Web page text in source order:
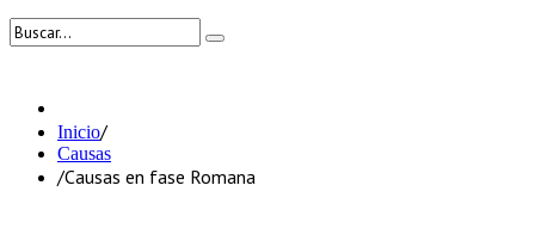
Inicio/
Causas
/Causas en fase Romana